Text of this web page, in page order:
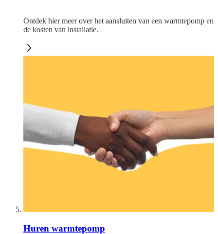
Ontdek hier meer over het aansluiten van een warmtepomp en
de kosten van installatie.
Huren warmtepomp